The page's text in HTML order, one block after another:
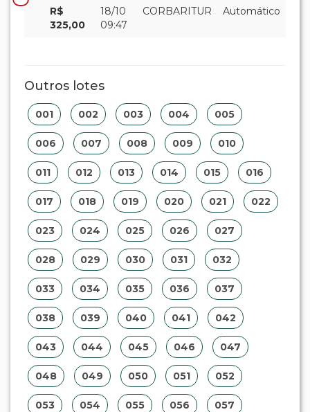
R$
325,00
18/10
09:47
CORBARITUR Automático
Outros lotes
001 002 003 004 005
006 007 008 009 010
011 012 013 014 015 016
017 018 019 020 021 022
023 024 025 026 027
028 029 030 031 032
033 034 035 036 037
038 039 040 041 042
043 044 045 046 047
048 049 050 051 052
053 054 055 056 057